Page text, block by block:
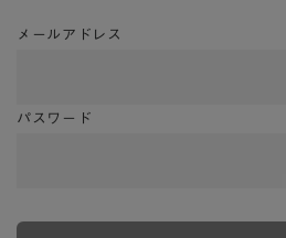
メールアドレス
パスワード